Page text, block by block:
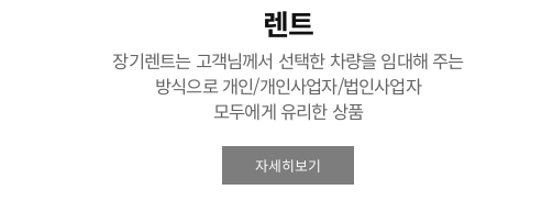
렌트
장기렌트는 고객님께서 선택한 차량을 임대해 주는
방식으로 개인/개인사업자/법인사업자
모두에게 유리한 상품
자세히보기